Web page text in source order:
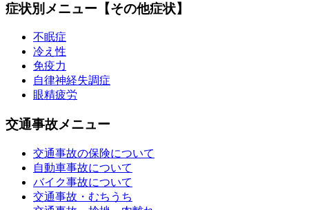
症状別メニュー【その他症状】
不眠症
冷え性
免疫力
自律神経失調症
眼精疲労
交通事故メニュー
交通事故の保険について
自動車事故について
バイク事故について
交通事故・むちうち